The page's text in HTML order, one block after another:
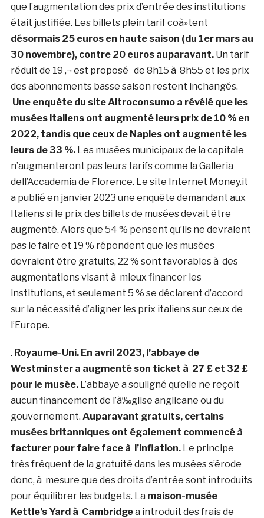
que l’augmentation des prix d’entrée des institutions
était justifiée. Les billets plein tarif coà»tent
désormais 25 euros en haute saison (du 1er mars au
30 novembre), contre 20 euros auparavant.Un tarif
réduit de 19 ‚¬ est proposé de 8h15 à 8h55 et les prix
des abonnements basse saison restent inchangés.
Une enquête du site Altroconsumo a révélé que les
musées italiens ont augmenté leurs prix de 10 % en
2022, tandis que ceux de Naples ont augmenté les
leurs de 33 %.Les musées municipaux de la capitale
n’augmenteront pas leurs tarifs comme la Galleria
dell’Accademia de Florence. Le site Internet Money.it
a publié en janvier 2023 une enquête demandant aux
Italiens si le prix des billets de musées devait être
augmenté. Alors que 54 % pensent qu’ils ne devraient
pas le faire et 19 % répondent que les musées
devraient être gratuits, 22 % sont favorables à des
augmentations visant à mieux financer les
institutions, et seulement 5 % se déclarent d’accord
sur la nécessité d’aligner les prix italiens sur ceux de
l’Europe.
. Royaume-Uni. En avril 2023, l’abbaye de
Westminster a augmenté son ticket à 27 £ et 32 £
pour le musée.L’abbaye a souligné qu’elle ne reçoit
aucun financement de l’à‰glise anglicane ou du
gouvernement. Auparavant gratuits, certains
musées britanniques ont également commencé à
facturer pour faire face à l’inflation.Le principe
très fréquent de la gratuité dans les musées s’érode
donc, à mesure que des droits d’entrée sont introduits
pour équilibrer les budgets. La maison-musée
Kettle’s Yard à Cambridgea introduit des frais de